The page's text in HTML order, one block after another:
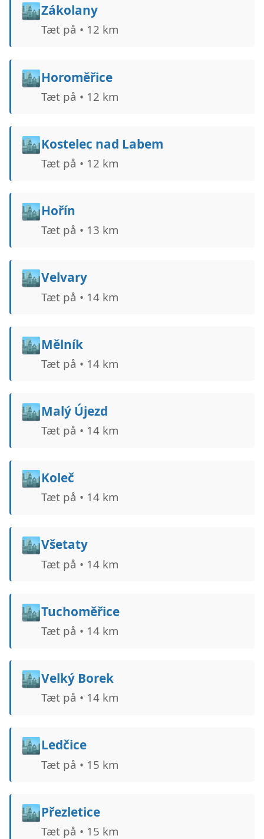
🏙️Zákolany
Tæt på • 12 km
🏙️Horoměřice
Tæt på • 12 km
🏙️Kostelec nad Labem
Tæt på • 12 km
🏙️Hořín
Tæt på • 13 km
🏙️Velvary
Tæt på • 14 km
🏙️Mělník
Tæt på • 14 km
🏙️Malý Újezd
Tæt på • 14 km
🏙️Koleč
Tæt på • 14 km
🏙️Všetaty
Tæt på • 14 km
🏙️Tuchoměřice
Tæt på • 14 km
🏙️Velký Borek
Tæt på • 14 km
🏙️Ledčice
Tæt på • 15 km
🏙️Přezletice
Tæt på • 15 km